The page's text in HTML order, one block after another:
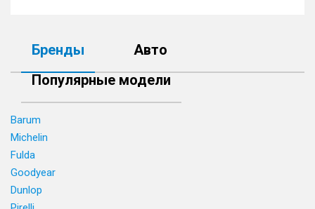
Бренды
Авто
Популярные модели
Barum
Michelin
Fulda
Goodyear
Dunlop